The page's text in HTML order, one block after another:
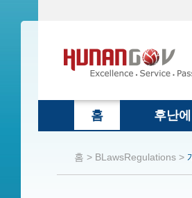
홈 후난
홈 > BLawsRegulations >